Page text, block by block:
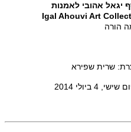
יגאל אהובי לאמנות
הורה
שרית שפירא
4 ביולי 2014